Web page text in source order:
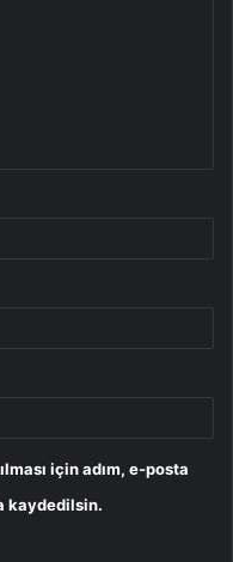
için adım, e-posta
kaydedilsin.